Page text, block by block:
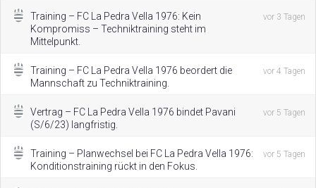
Training – FC La Pedra Vella 1976: Kein
Kompromiss – Techniktraining steht im
Mittelpunkt.
vor 3 Tagen
Training – FC La Pedra Vella 1976 beordert die
Mannschaft zu Techniktraining.
vor 4 Tagen
Vertrag – FC La Pedra Vella 1976 bindet Pavani
(S/6/23) langfristig.
vor 5 Tagen
Training – Planwechsel bei FC La Pedra Vella 1976:
Konditionstraining rückt in den Fokus.
vor 5 Tagen